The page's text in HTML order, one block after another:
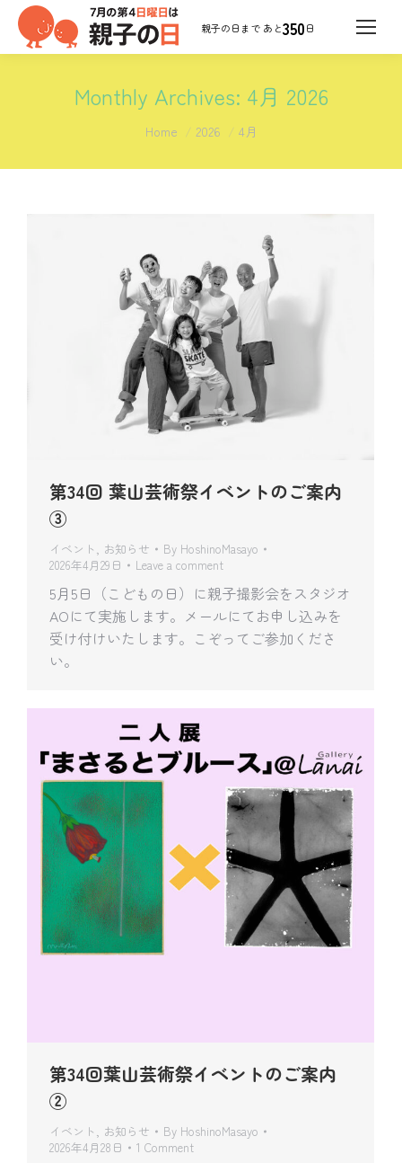
350日
Monthly Archives: 4月 2026
You are here:
Home 2026 4月
第34回 葉山芸術祭イベントのご案内
③
イベント , お知らせ By HoshinoMasayo
2026年4月29日
Leave a comment
5月5日（こどもの日）に親子撮影会をスタジオ
AOにて実施します。メールにてお申し込みを
受け付けいたします。こぞってご参加くださ
い。
第34回葉山芸術祭イベントのご案内
②
イベント , お知らせ By HoshinoMasayo
2026年4月28日
1 Comment